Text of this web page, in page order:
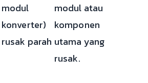
modul
konverter)
rusak parah
modul atau
komponen
utama yang
rusak.